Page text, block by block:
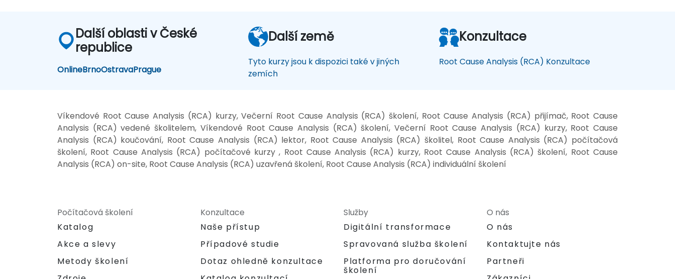
Další oblasti v České
republice
OnlineBrnoOstravaPrague
Další země
Tyto kurzy jsou k dispozici také v jiných
zemích
Konzultace
Root Cause Analysis (RCA) Konzultace
Víkendové Root Cause Analysis (RCA) kurzy, Večerní Root Cause Analysis (RCA) školení, Root Cause Analysis (RCA) přijímač, Root Cause
Analysis (RCA) vedené školitelem, Víkendové Root Cause Analysis (RCA) školení, Večerní Root Cause Analysis (RCA) kurzy, Root Cause
Analysis (RCA) koučování, Root Cause Analysis (RCA) lektor, Root Cause Analysis (RCA) školitel, Root Cause Analysis (RCA) počítačová
školení, Root Cause Analysis (RCA) počítačové kurzy , Root Cause Analysis (RCA) kurzy, Root Cause Analysis (RCA) školení, Root Cause
Analysis (RCA) on-site, Root Cause Analysis (RCA) uzavřená školení, Root Cause Analysis (RCA) individuální školení
Počítačová školení
Katalog
Akce a slevy
Metody školení
Konzultace
Naše přístup
Případové studie
Dotaz ohledně konzultace
Služby
Digitální transformace
Spravovaná služba školení
Platforma pro doručování
školení
O nás
O nás
Kontaktujte nás
Partneři